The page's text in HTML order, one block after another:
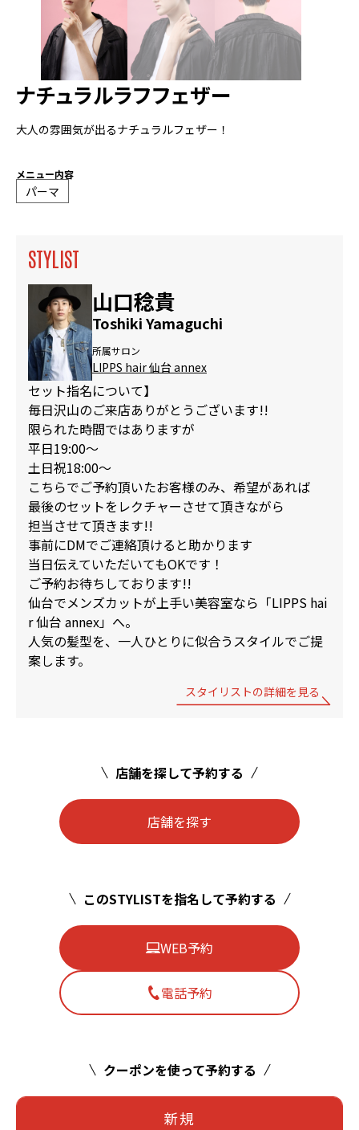
ナチュラルラフフェザー
大人の雰囲気が出るナチュラルフェザー！
メニュー内容
パーマ
STYLIST
山口稔貴
Toshiki Yamaguchi
所属サロン
LIPPS hair 仙台 annex
セット指名について】
毎日沢山のご来店ありがとうございます!!
限られた時間ではありますが
平日19:00〜
土日祝18:00〜
こちらでご予約頂いたお客様のみ、希望があれば
最後のセットをレクチャーさせて頂きながら
担当させて頂きます!!
事前にDMでご連絡頂けると助かります
当日伝えていただいてもOKです！
ご予約お待ちしております!!
仙台でメンズカットが上手い美容室なら「LIPPS hai
r 仙台 annex」へ。
人気の髪型を、一人ひとりに似合うスタイルでご提
案します。
スタイリストの詳細を見る
店舗を探して予約する
店舗を探す
このSTYLISTを指名して予約する
WEB予約
電話予約
クーポンを使って予約する
新規